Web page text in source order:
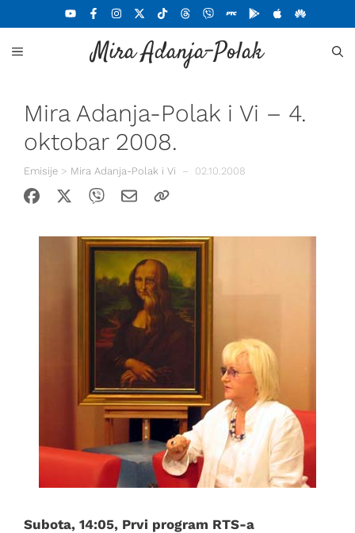
na
sadržaj
Mira Adanja-Polak
MENU
Mira Adanja-Polak i Vi – 4.
oktobar 2008.
Emisije > Mira Adanja-Polak i Vi – 02.10.2008
Subota, 14:05, Prvi program RTS-a